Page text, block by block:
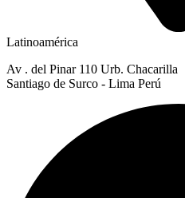
Latinoamérica
Av . del Pinar 110 Urb. Chacarilla
Santiago de Surco - Lima Perú